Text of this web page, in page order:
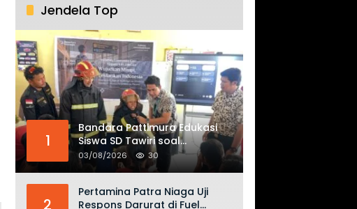
Jendela Top
1
Bandara Pattimura Edukasi
Siswa SD Tawiri soal
Keselamatan Penerbangan
dan Bahaya Bermain Layang-
03/08/2026 30
2
Pertamina Patra Niaga Uji
Respons Darurat di Fuel